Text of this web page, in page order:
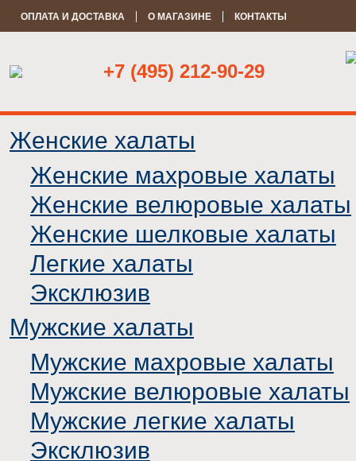
ОПЛАТА И ДОСТАВКА О МАГАЗИНЕ КОНТАКТЫ
+7 (495) 212-90-29
Женские халаты
Женские махровые халаты
Женские велюровые халаты
Женские шелковые халаты
Легкие халаты
Эксклюзив
Мужские халаты
Мужские махровые халаты
Мужские велюровые халаты
Мужские легкие халаты
Эксклюзив